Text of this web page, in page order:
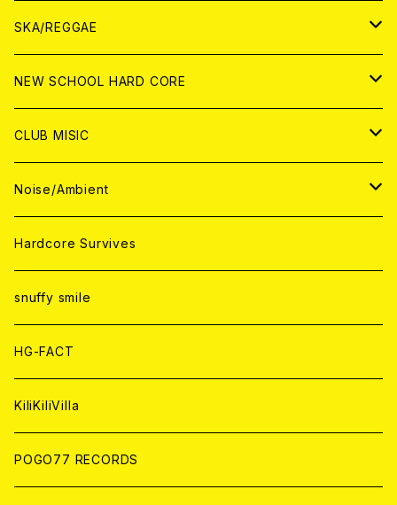
ANALOG
ANALOG
ANALOG
CD
CD
ANALOG
WORLD
CD
ANALOG
JAPAN
CD
ANALOG
WORLD
CD
ANALOG
SKA/REGGAE
JAPAN
CD
ANALOG
WORLD
CD
ANALOG
NEW SCHOOL HARD CORE
JAPAN
CD
ANALOG
WORLD
CD
ANALOG
CLUB MISIC
JAPAN
CD
ANALOG
WORLD
CD
ANALOG
Noise/Ambient
JAPAN
CD
ANALOG
WORLD
CD
ANALOG
Hardcore Survives
snuffy smile
HG-FACT
KiliKiliVilla
POGO77 RECORDS